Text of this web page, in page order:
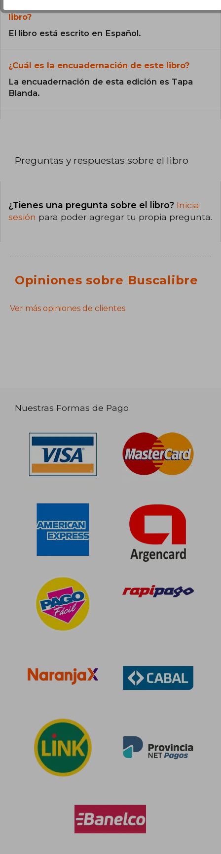
libro?
El libro está escrito en Español.
¿Cuál es la encuadernación de este libro?
La encuadernación de esta edición es Tapa
Blanda.
Preguntas y respuestas sobre el libro
¿Tienes una pregunta sobre el libro? Inicia
sesión para poder agregar tu propia pregunta.
Opiniones sobre Buscalibre
Ver más opiniones de clientes
Nuestras Formas de Pago